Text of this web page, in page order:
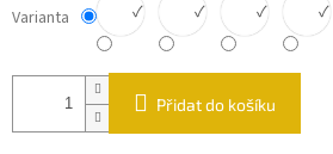
Varianta ✓ ✓ ✓ ✓
Přidat do košíku